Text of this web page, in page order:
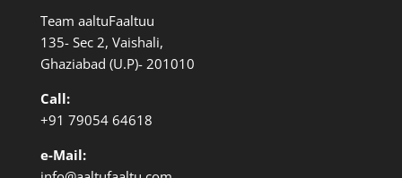
Team aaltuFaaltuu
135- Sec 2, Vaishali,
Ghaziabad (U.P)- 201010
Call:
+91 79054 64618
e-Mail: